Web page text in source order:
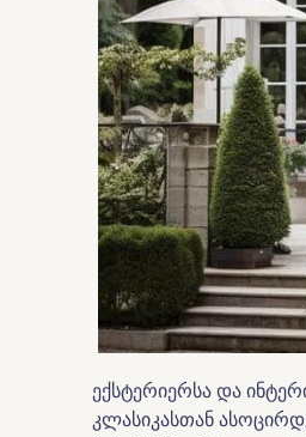
ექსტერიერსა და
კლასიკასთან